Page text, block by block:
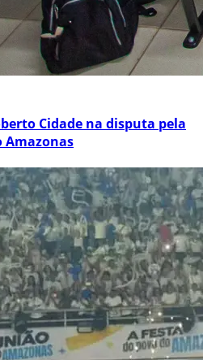
Cidade na disputa pela
Amazonas